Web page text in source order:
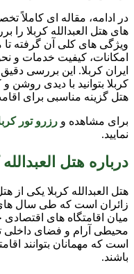
در ادامه، مقاله ای کاملاً
های هتل العبدالله کربلا
ویژگی های کلی آن گرفته
امکانات، کیفیت خدمات و
ایران کربلا. این بررسی
کربلا بتوانید با دیدی روشن
هتل گزینه مناسبی برای
برای مشاهده و رزرو تور
نمایید.
درباره هتل العبدالله
هتل العبدالله کربلا یکی
زائران است که طی سال های
میان اقامتگاه های
محیطی آرام و فضای داخلی
است که مهمانان بتوانند
باشند.